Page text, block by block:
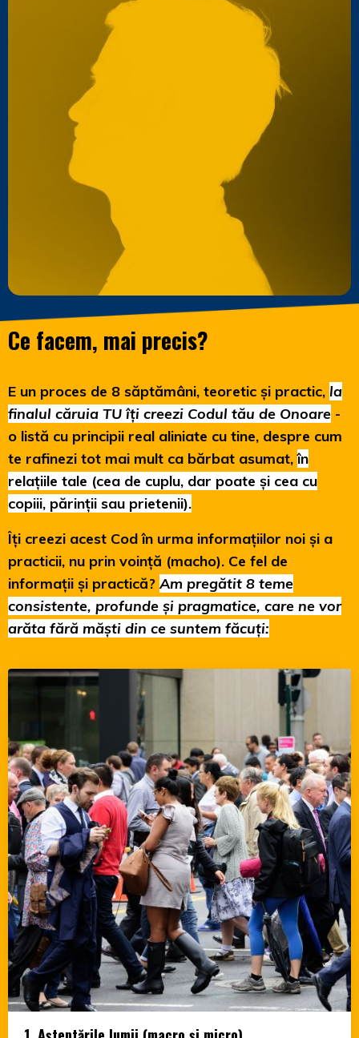
Ce facem, mai precis?
E un proces de 8 săptămâni, teoretic și practic, la
finalul căruia TU îți creezi Codul tău de Onoare -
o listă cu principii real aliniate cu tine, despre cum
te rafinezi tot mai mult ca bărbat asumat,în
relațiile tale (cea de cuplu, dar poate și cea cu
copiii, părinții sau prietenii).
Îți creezi acest Cod în urma informațiilor noi și a
practicii, nu prin voință (macho). Ce fel de
informații și practică?Am pregătit 8 teme
consistente, profunde și pragmatice, care ne vor
arăta fără măști din ce suntem făcuți: